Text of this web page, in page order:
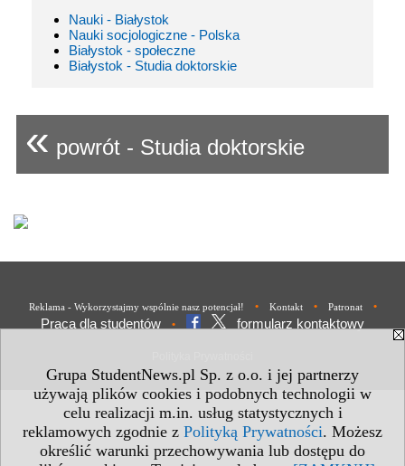
Grupa StudentNews.pl Sp. z o.o. i jej partnerzy
używają plików cookies i podobnych technologii w
celu realizacji m.in. usług statystycznych i
reklamowych zgodnie z Polityką Prywatności. Możesz
określić warunki przechowywania lub dostępu do
Nauki - Białystok
Nauki socjologiczne - Polska
Białystok - społeczne
Białystok - Studia doktorskie
« powrót - Studia doktorskie
Reklama - Wykorzystajmy wspólnie nasz potencjał! • Kontakt • Patronat •
Praca dla studentów • formularz kontaktowy